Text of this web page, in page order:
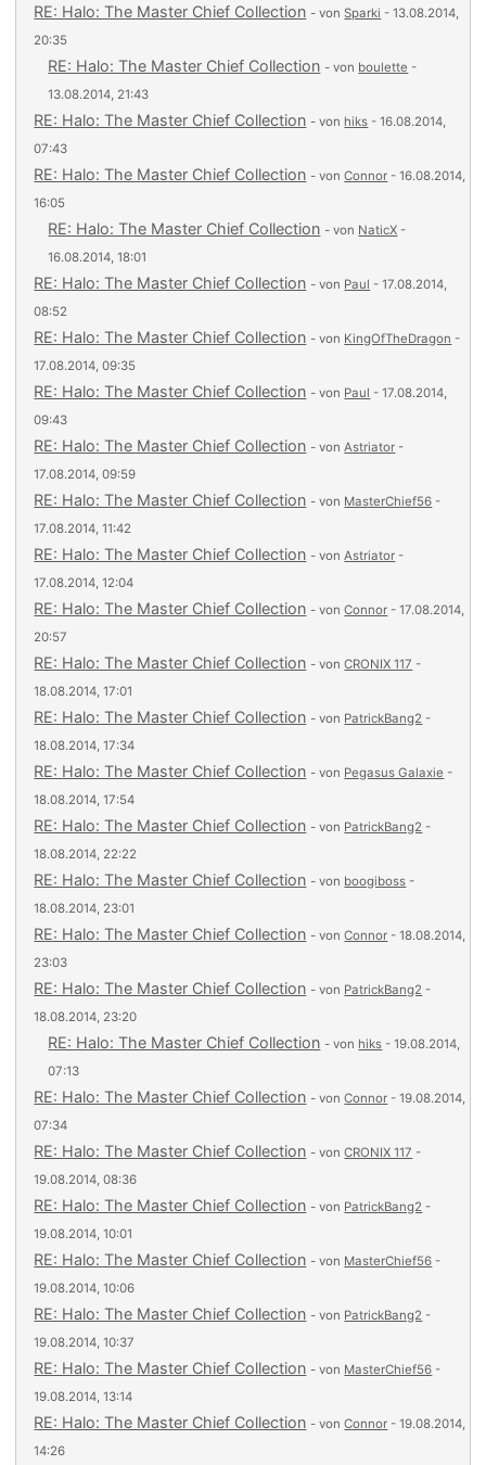
RE: Halo: The Master Chief Collection - vonSparki - 13.08.2014,
20:35
RE: Halo: The Master Chief Collection - von boulette -
13.08.2014, 21:43
RE: Halo: The Master Chief Collection - von hiks - 16.08.2014,
07:43
RE: Halo: The Master Chief Collection - vonConnor - 16.08.2014,
16:05
RE: Halo: The Master Chief Collection - von NaticX -
16.08.2014, 18:01
RE: Halo: The Master Chief Collection - von Paul - 17.08.2014,
08:52
RE: Halo: The Master Chief Collection - von KingOfTheDragon -
17.08.2014, 09:35
RE: Halo: The Master Chief Collection - von Paul - 17.08.2014,
09:43
RE: Halo: The Master Chief Collection - vonAstriator -
17.08.2014, 09:59
RE: Halo: The Master Chief Collection - von MasterChief56 -
17.08.2014, 11:42
RE: Halo: The Master Chief Collection - vonAstriator -
17.08.2014, 12:04
RE: Halo: The Master Chief Collection - vonConnor - 17.08.2014,
20:57
RE: Halo: The Master Chief Collection - vonCRONIX 117 -
18.08.2014, 17:01
RE: Halo: The Master Chief Collection - von PatrickBang2 -
18.08.2014, 17:34
RE: Halo: The Master Chief Collection - von Pegasus Galaxie -
18.08.2014, 17:54
RE: Halo: The Master Chief Collection - von PatrickBang2 -
18.08.2014, 22:22
RE: Halo: The Master Chief Collection - von boogiboss -
18.08.2014, 23:01
RE: Halo: The Master Chief Collection - vonConnor - 18.08.2014,
23:03
RE: Halo: The Master Chief Collection - von PatrickBang2 -
18.08.2014, 23:20
RE: Halo: The Master Chief Collection - von hiks - 19.08.2014,
07:13
RE: Halo: The Master Chief Collection - vonConnor - 19.08.2014,
07:34
RE: Halo: The Master Chief Collection - vonCRONIX 117 -
19.08.2014, 08:36
RE: Halo: The Master Chief Collection - von PatrickBang2 -
19.08.2014, 10:01
RE: Halo: The Master Chief Collection - von MasterChief56 -
19.08.2014, 10:06
RE: Halo: The Master Chief Collection - von PatrickBang2 -
19.08.2014, 10:37
RE: Halo: The Master Chief Collection - von MasterChief56 -
19.08.2014, 13:14
RE: Halo: The Master Chief Collection - vonConnor - 19.08.2014,
14:26